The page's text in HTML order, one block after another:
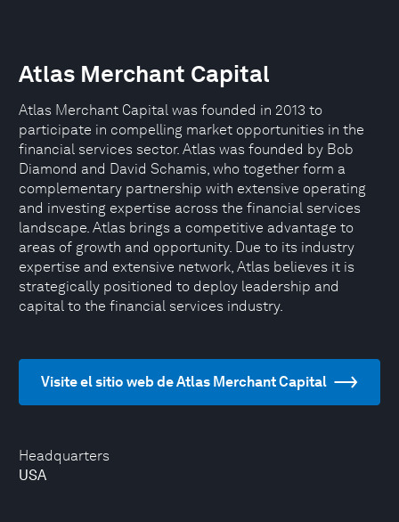
Headquarters
USA
Atlas Merchant Capital
Atlas Merchant Capital was founded in 2013 to
participate in compelling market opportunities in the
financial services sector. Atlas was founded by Bob
Diamond and David Schamis, who together form a
complementary partnership with extensive operating
and investing expertise across the financial services
landscape. Atlas brings a competitive advantage to
areas of growth and opportunity. Due to its industry
expertise and extensive network, Atlas believes it is
strategically positioned to deploy leadership and
capital to the financial services industry.
Visite el sitio web de Atlas Merchant Capital